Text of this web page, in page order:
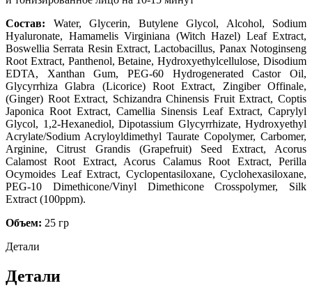
Состав: Water, Glycerin, Butylene Glycol, Alcohol, Sodium
Hyaluronate, Hamamelis Virginiana (Witch Hazel) Leaf Extract,
Boswellia Serrata Resin Extract, Lactobacillus, Panax Notoginseng
Root Extract, Panthenol, Betaine, Hydroxyethylcellulose, Disodium
EDTA, Xanthan Gum, PEG-60 Hydrogenerated Castor Oil,
Glycyrrhiza Glabra (Licorice) Root Extract, Zingiber Offinale,
(Ginger) Root Extract, Schizandra Chinensis Fruit Extract, Coptis
Japonica Root Extract, Camellia Sinensis Leaf Extract, Caprylyl
Glycol, 1,2-Hexanediol, Dipotassium Glycyrrhizate, Hydroxyethyl
Acrylate/Sodium Acryloyldimethyl Taurate Copolymer, Carbomer,
Arginine, Citrust Grandis (Grapefruit) Seed Extract, Acorus
Calamost Root Extract, Acorus Calamus Root Extract, Perilla
Ocymoides Leaf Extract, Cyclopentasiloxane, Cyclohexasiloxane,
PEG-10 Dimethicone/Vinyl Dimethicone Crosspolymer, Silk
Extract (100ppm).
Объем: 25 гр
Детали
Детали